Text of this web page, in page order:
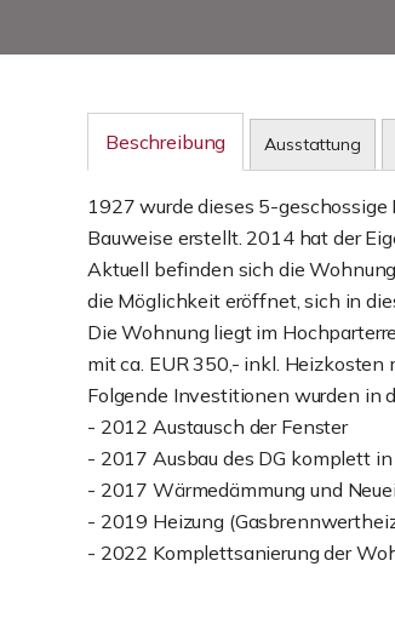
Beschreibung Ausstattung
1927 wurde dieses 5-
Bauweise erstellt. 2014 hat der
Aktuell befinden sich die
die Möglichkeit eröffnet, sich in
Die Wohnung liegt im
mit ca. EUR 350,- inkl.
Folgende Investitionen wurden in
- 2012 Austausch der Fenster
- 2017 Ausbau des DG komplett
- 2017 Wärmedämmung und
- 2019 Heizung
- 2022 Komplettsanierung der